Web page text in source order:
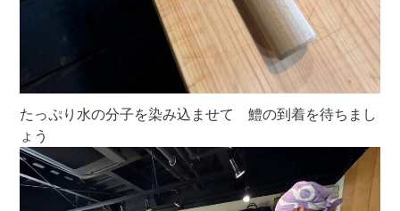
たっぷり水の分子を染み込ませて 鱧の到着を待ちまし
ょう